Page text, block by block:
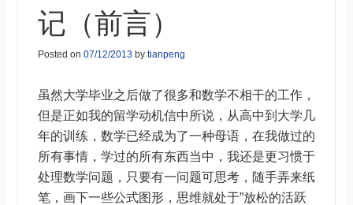
记（前言）
Posted on 07/12/2013 by tianpeng
虽然大学毕业之后做了很多和数学不相干的工作，
但是正如我的留学动机信中所说，从高中到大学几
年的训练，数学已经成为了一种母语，在我做过的
所有事情，学过的所有东西当中，我还是更习惯于
处理数学问题，只要有一问题可思考，随手弄来纸
笔，画下一些公式图形，思维就处于”放松的活跃